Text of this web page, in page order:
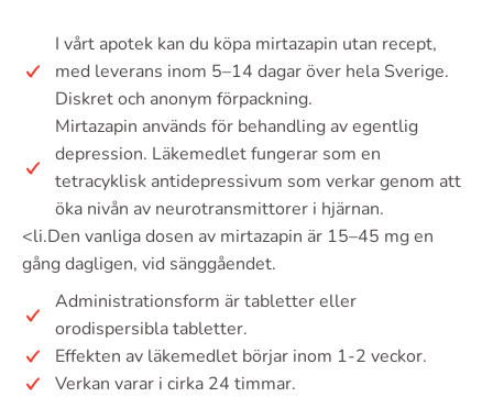
I vårt apotek kan du köpa mirtazapin utan recept,
med leverans inom 5–14 dagar över hela Sverige.
Diskret och anonym förpackning.
Mirtazapin används för behandling av egentlig
depression. Läkemedlet fungerar som en
tetracyklisk antidepressivum som verkar genom att
öka nivån av neurotransmittorer i hjärnan.
<li.Den vanliga dosen av mirtazapin är 15–45 mg en
gång dagligen, vid sänggåendet.
Administrationsform är tabletter eller
orodispersibla tabletter.
Effekten av läkemedlet börjar inom 1-2 veckor.
Verkan varar i cirka 24 timmar.